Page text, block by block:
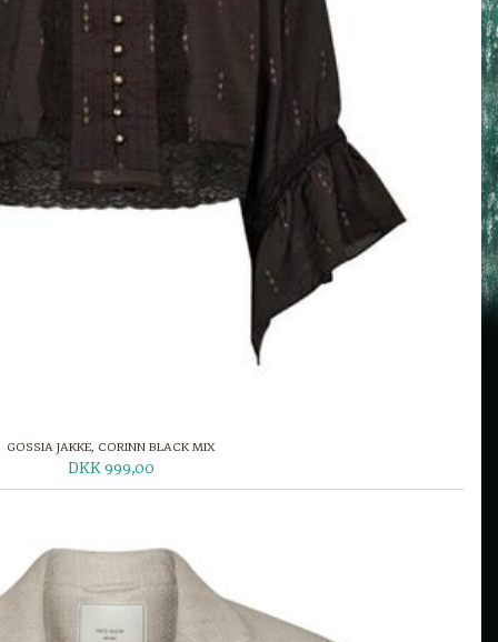
GOSSIA JAKKE, CORINN BLACK MIX
DKK 999,00